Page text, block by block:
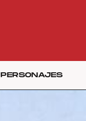
PERSONAJES